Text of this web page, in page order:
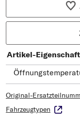
Artikel-
Original-
Fahrzeugtypen